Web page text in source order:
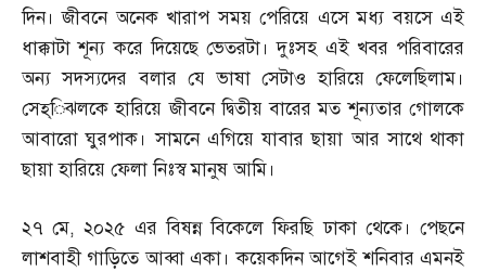
দিন। জীবনে অনেক খারাপ সময় পেরিয়ে এসে মধ্য বয়সে এই
ধাক্কাটা শূন্য করে দিয়েছে ভেতরটা। দুঃসহ এই খবর পরিবারের
অন্য সদস্যদের বলার যে ভাষা সেটাও হারিয়ে ফেলেছিলাম।
সেহ্‌িঝলকে হারিয়ে জীবনে দ্বিতীয় বারের মত শূন্যতার গোলকে
আবারো ঘুরপাক। সামনে এগিয়ে যাবার ছায়া আর সাথে থাকা
ছায়া হারিয়ে ফেলা নিঃস্ব মানুষ আমি।
২৭ মে,২০২৫ এর বিষন্ন বিকেলে ফিরছি ঢাকা থেকে। পেছনে
লাশবাহী গাড়িতে আব্বা একা। কয়েকদিন আগেই শনিবার এমনই